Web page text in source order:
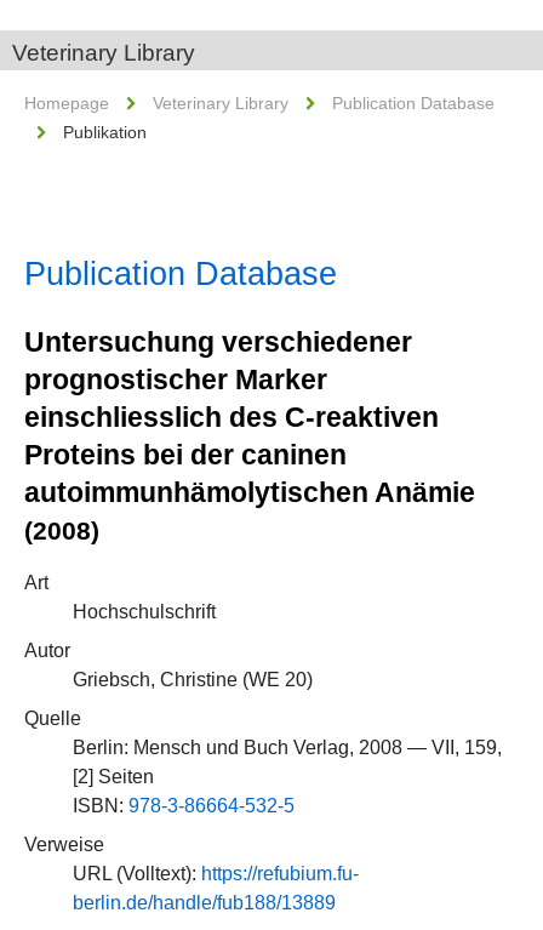
Veterinary Library
Homepage Veterinary Library
Publication Database
Publikation
Publication Database
Untersuchung verschiedener
prognostischer Marker
einschliesslich des C-reaktiven
Proteins bei der caninen
autoimmunhämolytischen Anämie
(2008)
Art
Hochschulschrift
Autor
Griebsch, Christine (WE 20)
Quelle
Berlin: Mensch und Buch Verlag, 2008 — VII, 159,
[2] Seiten
ISBN: 978-3-86664-532-5
Verweise
URL (Volltext): https://refubium.fu-
berlin.de/handle/fub188/13889